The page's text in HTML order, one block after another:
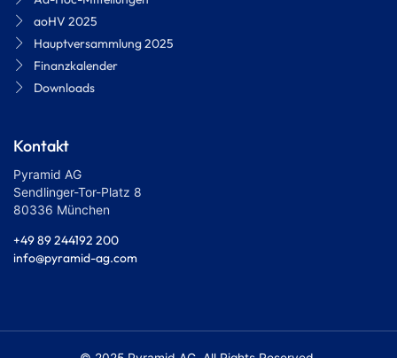
aoHV 2025
Hauptversammlung 2025
Finanzkalender
Downloads
Kontakt
Pyramid AG
Sendlinger-Tor-Platz 8
80336 München
+49 89 244192 200
info@pyramid-ag.com